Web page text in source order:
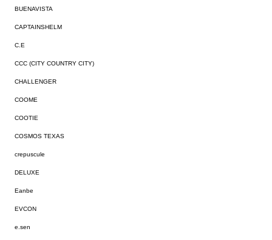
BUENAVISTA
CAPTAINSHELM
C.E
CCC (CITY COUNTRY CITY)
CHALLENGER
COOME
COOTIE
COSMOS TEXAS
crepuscule
DELUXE
Eanbe
EVCON
e.sen